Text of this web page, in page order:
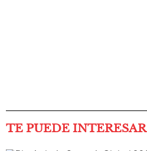
TE PUEDE INTERESAR